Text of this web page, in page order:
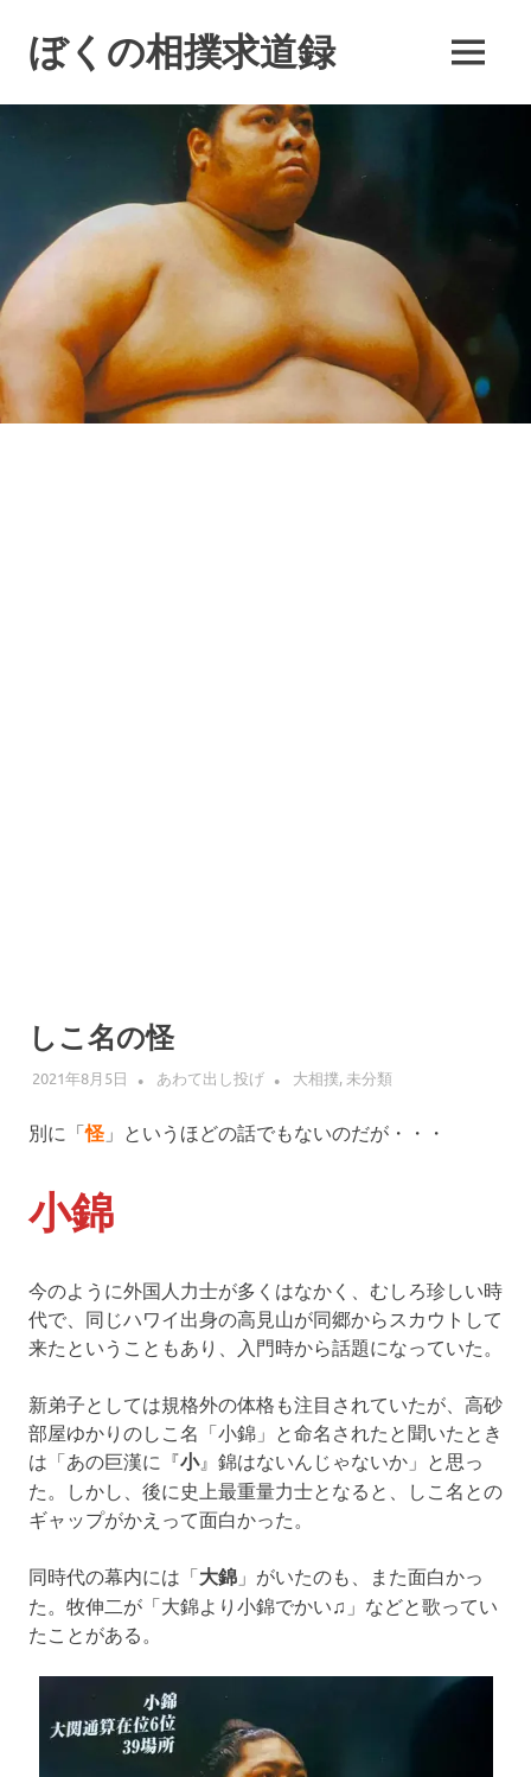
ン
プ
ぼくの相撲求道録 MENU
しこ名の怪
2021年8月5日 あわて出し投げ 大相撲, 未分類
別に「怪 」というほどの話でもないのだが・・・
小錦
今のように外国人力士が多くはなかく、むしろ珍しい時
代で、同じハワイ出身の高見山が同郷からスカウトして
来たということもあり、入門時から話題になっていた。
新弟子としては規格外の体格も注目されていたが、高砂
部屋ゆかりのしこ名「小錦」と命名されたと聞いたとき
は「あの巨漢に『小』錦はないんじゃないか」と思っ
た。しかし、後に史上最重量力士となると、しこ名との
ギャップがかえって面白かった。
同時代の幕内には「大錦 」がいたのも、また面白かっ
た。牧伸二が「大錦より小錦でかい♫」などと歌ってい
たことがある。